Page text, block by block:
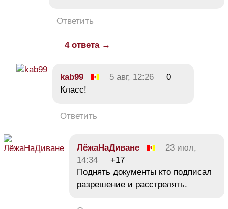
Ответить
4 ответа →
kab99 5 авг, 12:26
0
Класс!
Ответить
ЛёжаНаДиване
23 июл,
14:34
+17
Поднять документы кто подписал
разрешение и расстрелять.